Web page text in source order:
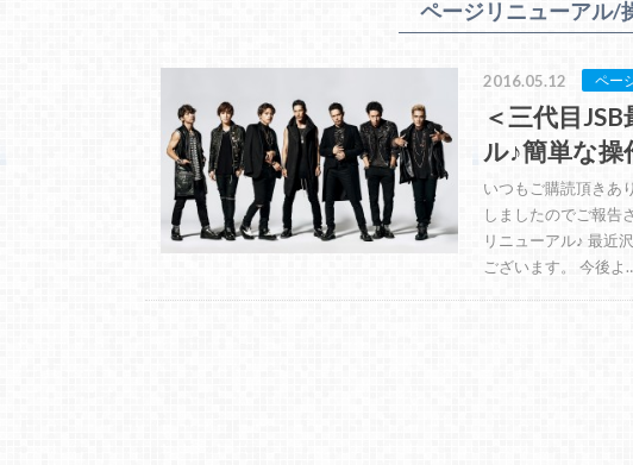
ページリニューアル/
2016.05.12 ペー
＜三代目
ル♪簡単な操
いつもご購読頂きあ
しましたのでご報告
リニューアル♪ 最近
ございます。 今後よ